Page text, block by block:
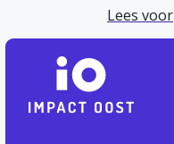
Lees voor